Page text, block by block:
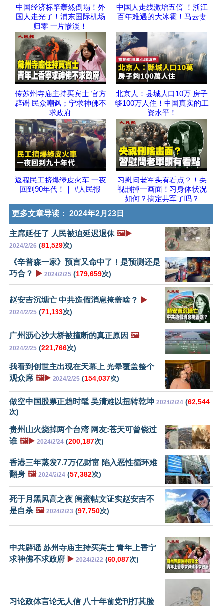
中国经济标竿轰然倒塌！外
国人走光了！浦东国际机场
归零 一片惨淡！
中国人走线激增五倍 ！浙江
百年难遇的大冰雹！马云妻
传苏州寺庙主持买宾士 官方
辟谣 民众嘲讽；宁求神佛不
求政府
北京人：县城人口10万 房子
够100万人住！中国真实的工
资水平！
返程民工挤爆绿皮火车 一夜
回到90年代！｜ #人民报
习慰问老军头有看点？！央
视删掉一画面！习身体状况
如何？搞定共军了吗？
更多文章导读： 2024年2月23日
主席延任了 人民被迫延迟退休 🖼️▶️
2024/2/26 (81,529次)
《辛普森一家》预言又命中了！是预测还是
巧合？
▶️ 2024/2/25 (179,659次)
赵安吉沉塘亡 中共造假消息掩盖啥？ ▶️
2024/2/25 (71,133次)
广州沥心沙大桥被撞断的真正原因 🖼️
2024/2/25 (221,766次)
我看到创世主出现在天幕上 光晕覆盖整个
观众席 🖼️▶️ 2024/2/25 (154,037次)
做空中国股票正趋时髦 吴清难以扭转乾坤 2024/2/24 (62,544
次)
贵州山火烧掉两个台湾 网友:苍天可曾饶过
谁 🖼️▶️ 2024/2/24 (200,187次)
香港三年蒸发7.7万亿财富 陷入恶性循环难
翻身 🖼️ 2024/2/24 (57,382次)
死于月黑风高之夜 闺蜜帖文证实赵安吉不
是自杀 🖼️ 2024/2/23 (97,750次)
中共辟谣 苏州寺庙主持买宾士 青年上香宁
求神佛不求政府 ▶️ 2024/2/22 (60,087次)
习论政体言论无人信 八十年前党刊打其脸